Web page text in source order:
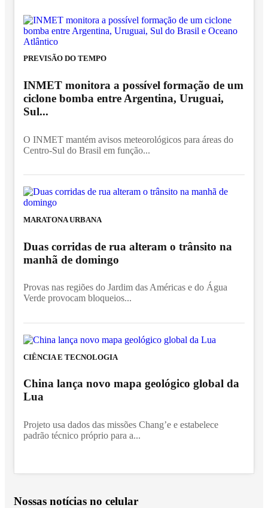
PREVISÃO DO TEMPO
INMET monitora a possível formação de um
ciclone bomba entre Argentina, Uruguai,
Sul...
O INMET mantém avisos meteorológicos para áreas do
Centro-Sul do Brasil em função...
MARATONA URBANA
Duas corridas de rua alteram o trânsito na
manhã de domingo
Provas nas regiões do Jardim das Américas e do Água
Verde provocam bloqueios...
CIÊNCIA E TECNOLOGIA
China lança novo mapa geológico global da
Lua
Projeto usa dados das missões Chang’e e estabelece
padrão técnico próprio para a...
Nossas notícias no celular